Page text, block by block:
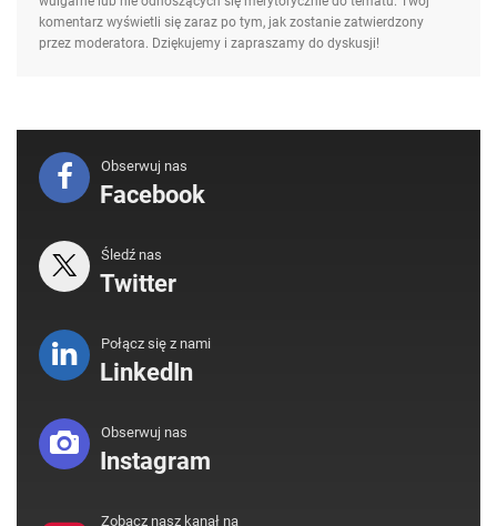
komentarz wyświetli się zaraz po tym, jak zostanie zatwierdzony
przez moderatora. Dziękujemy i zapraszamy do dyskusji!
Obserwuj nas
Facebook
Śledź nas
Twitter
Połącz się z nami
LinkedIn
Obserwuj nas
Instagram
Zobacz nasz kanał na